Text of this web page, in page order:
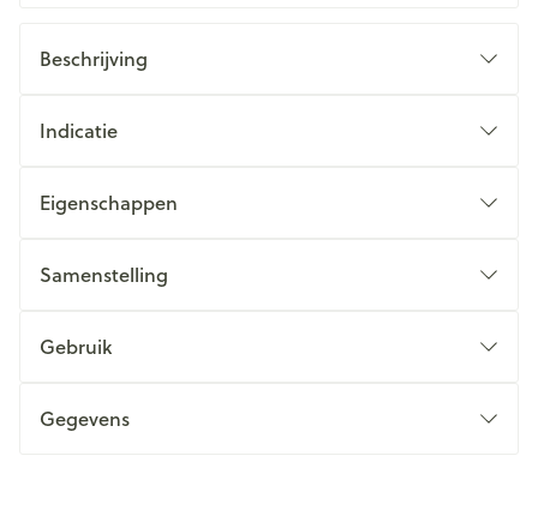
Beschrijving
Indicatie
Eigenschappen
Samenstelling
Gebruik
Gegevens